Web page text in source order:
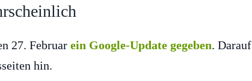
27. Februar ein Google-Update gegeben. Darauf
hin.